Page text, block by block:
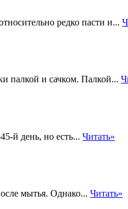
редко пасти и...
палкой и сачком. Палкой...
й день, но есть... Читать»
мытья. Однако... Читать»